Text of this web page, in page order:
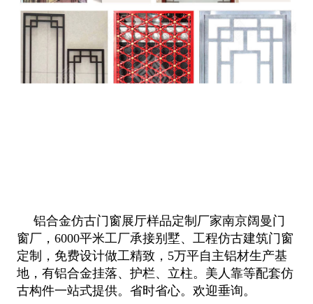
铝合金仿古门窗展厅样品定制厂家南京阔曼门
窗厂，6000平米工厂承接别墅、工程仿古建筑门窗
定制，免费设计做工精致，5万平自主铝材生产基
地，有铝合金挂落、护栏、立柱。美人靠等配套仿
古构件一站式提供。省时省心。欢迎垂询。